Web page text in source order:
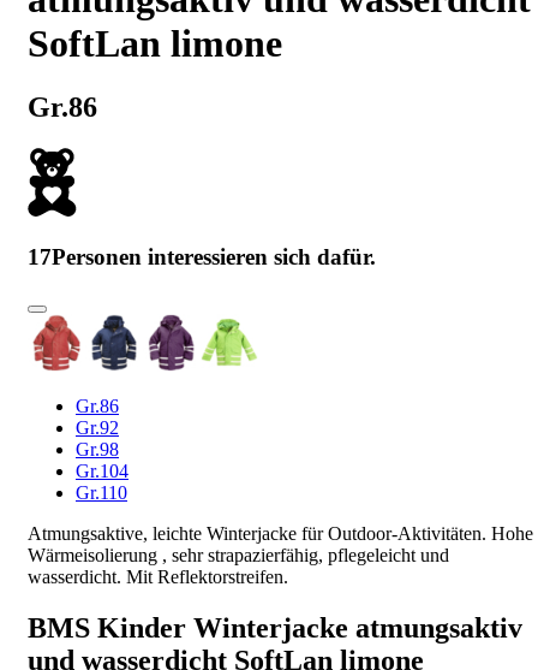
SoftLan limone
Gr.86
17Personen interessieren sich dafür.
Gr.86
Gr.92
Gr.98
Gr.104
Gr.110
Atmungsaktive, leichte Winterjacke für Outdoor-Aktivitäten. Hohe
Wärmeisolierung , sehr strapazierfähig, pflegeleicht und
wasserdicht. Mit Reflektorstreifen.
BMS Kinder Winterjacke atmungsaktiv
und wasserdicht SoftLan limone